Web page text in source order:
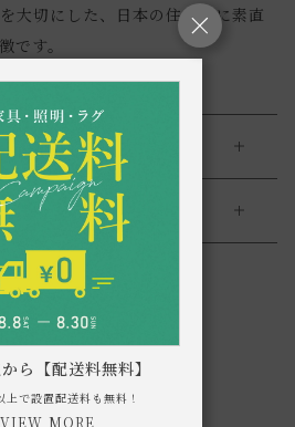
大切にした、日本の住空間に素直
です。
)以上のお買い上げで
のサイズをご確認いただければ交
メーカーの保証対象外とさせてい
のご判断でお願いします。
環境によっては、掲載の画像と実
異なることもございます。ご了承
ら【配送料無料】
上で設置配送料も無料！
VIEW MORE